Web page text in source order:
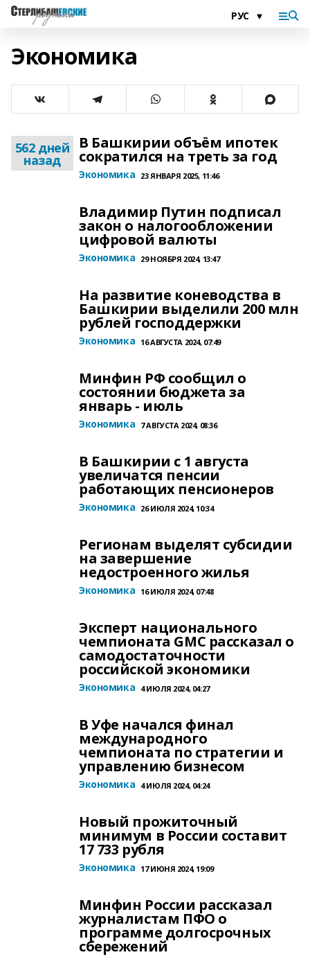
Экономика
562 дней
назад
В Башкирии объём ипотек
сократился на треть за год
Экономика 23 ЯНВАРЯ 2025, 11:46
Владимир Путин подписал
закон о налогообложении
цифровой валюты
Экономика 29 НОЯБРЯ 2024, 13:47
На развитие коневодства в
Башкирии выделили 200 млн
рублей господдержки
Экономика 16 АВГУСТА 2024, 07:49
Минфин РФ сообщил о
состоянии бюджета за
январь - июль
Экономика 7 АВГУСТА 2024, 08:36
В Башкирии с 1 августа
увеличатся пенсии
работающих пенсионеров
Экономика 26 ИЮЛЯ 2024, 10:34
Регионам выделят субсидии
на завершение
недостроенного жилья
Экономика 16 ИЮЛЯ 2024, 07:48
Эксперт национального
чемпионата GMC рассказал о
самодостаточности
российской экономики
Экономика 4 ИЮЛЯ 2024, 04:27
В Уфе начался финал
международного
чемпионата по стратегии и
управлению бизнесом
Экономика 4 ИЮЛЯ 2024, 04:24
Новый прожиточный
минимум в России составит
17 733 рубля
Экономика 17 ИЮНЯ 2024, 19:09
Минфин России рассказал
журналистам ПФО о
программе долгосрочных
сбережений